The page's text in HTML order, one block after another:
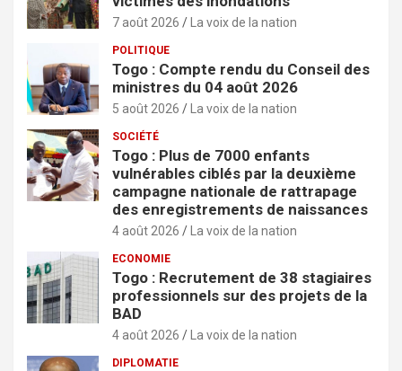
7 août 2026 La voix de la nation
POLITIQUE
Togo : Compte rendu du Conseil des
ministres du 04 août 2026
5 août 2026 La voix de la nation
SOCIÉTÉ
Togo : Plus de 7000 enfants
vulnérables ciblés par la deuxième
campagne nationale de rattrapage
des enregistrements de naissances
4 août 2026 La voix de la nation
ECONOMIE
Togo : Recrutement de 38 stagiaires
professionnels sur des projets de la
BAD
4 août 2026 La voix de la nation
DIPLOMATIE